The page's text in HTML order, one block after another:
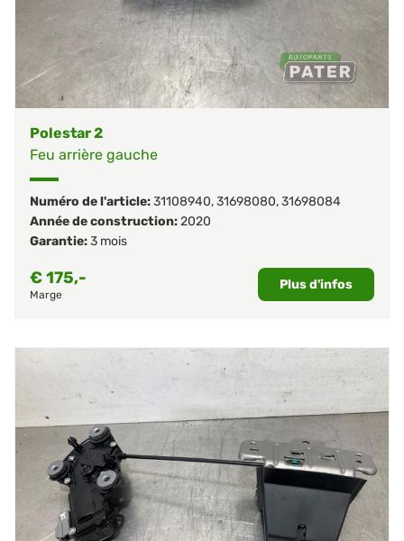
Polestar 2
Feu arrière gauche
Numéro de l'article:31108940,31698080,31698084
Année de construction:2020
Garantie:3 mois
€175,-
Marge
Plus d'infos